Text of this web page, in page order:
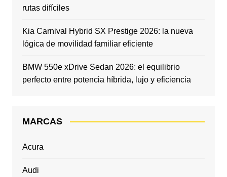
rutas difíciles
Kia Carnival Hybrid SX Prestige 2026: la nueva
lógica de movilidad familiar eficiente
BMW 550e xDrive Sedan 2026: el equilibrio
perfecto entre potencia híbrida, lujo y eficiencia
MARCAS
Acura
Audi